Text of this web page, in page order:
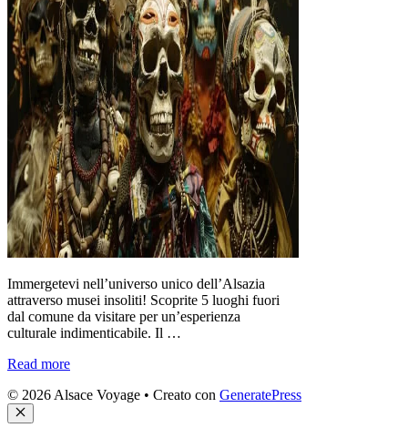
Immergetevi nell’universo unico dell’Alsazia
attraverso musei insoliti! Scoprite 5 luoghi fuori
dal comune da visitare per un’esperienza
culturale indimenticabile. Il …
Read more
© 2026 Alsace Voyage • Creato con GeneratePress
Chiudi